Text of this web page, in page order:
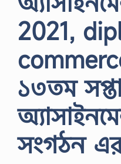
2021,
১৩তম
সংগঠন